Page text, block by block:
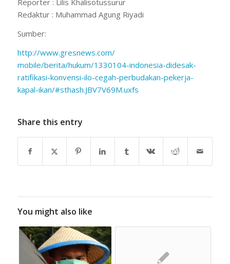
Reporter : Lilis Khalisotussurur
Redaktur : Muhammad Agung Riyadi
Sumber:
http://www.gresnews.com/
mobile/berita/hukum/1330104-indonesia-didesak-
ratifikasi-konvensi-ilo-cegah-perbudakan-pekerja-
kapal-ikan/#sthash.JBV7V69M.uxfs
Share this entry
You might also like